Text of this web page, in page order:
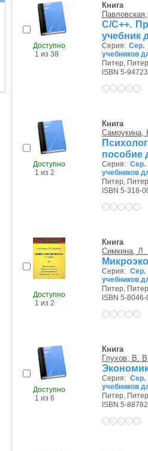
Доступно
1 из 38
Книга
C/C++.
учебник
Серия:Сер.
учебников
Питер,
ISBN 5-
Доступно
1 из 2
Книга
Самоукина,
пособие
Серия: Сер.
учебников
Питер,
ISBN 5-318-
Доступно
1 из 2
Книга
Симкина, Л.
Серия: Сер.
учебников
Питер,
ISBN 5-
Доступно
1 из 6
Книга
Глухов, В.
Серия: Сер.
учебников
Питер,
ISBN 5-